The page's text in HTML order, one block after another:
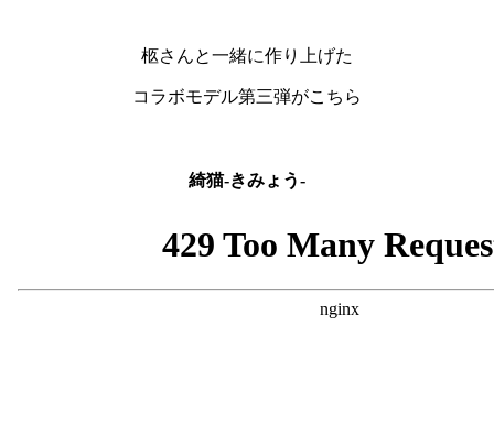
柩さんと一緒に作り上げた
コラボモデル第三弾がこちら
綺猫-きみょう-